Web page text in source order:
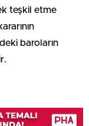
teşkil etme
baroların